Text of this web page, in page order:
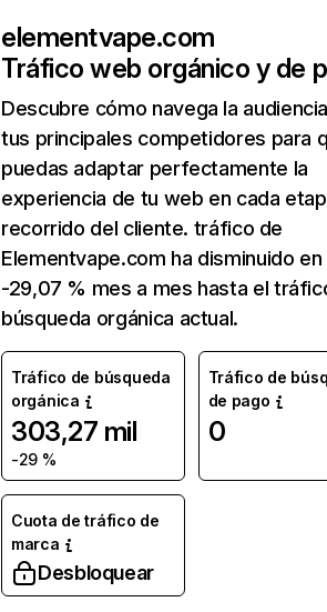
elementvape.com
Tráfico web orgánico y de
Descubre cómo navega la
tus principales competidores para
puedas adaptar perfectamente la
experiencia de tu web en cada
recorrido del cliente. tráfico de
Elementvape.com ha disminuido en
-29,07 % mes a mes hasta el
búsqueda orgánica actual.
Tráfico de búsqueda
orgánica
303,27 mil
-29 %
Tráfico de
de pago
0
Cuota de tráfico de
marca
Desbloquear